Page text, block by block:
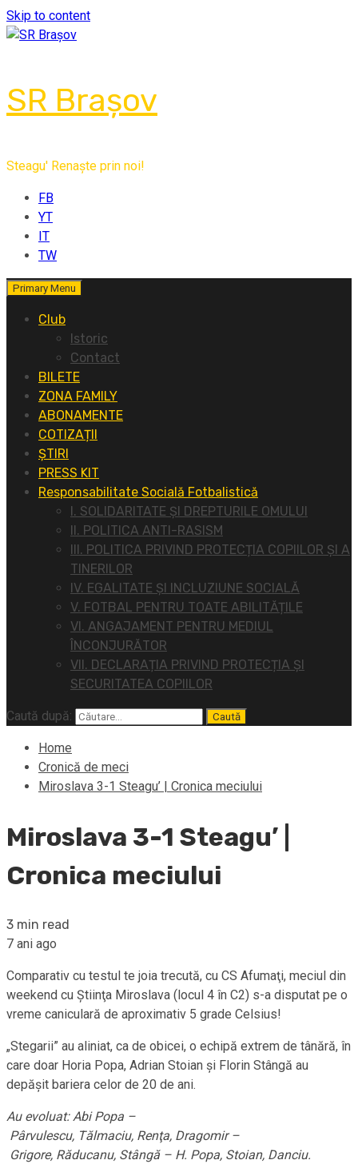
Skip to content
SR Brașov
Steagu' Renaște prin noi!
FB
YT
IT
TW
Primary Menu
Club
Istoric
Contact
BILETE
ZONA FAMILY
ABONAMENTE
COTIZAȚII
ȘTIRI
PRESS KIT
Responsabilitate Socială Fotbalistică
I. SOLIDARITATE ȘI DREPTURILE OMULUI
II. POLITICA ANTI-RASISM
III. POLITICA PRIVIND PROTECȚIA COPIILOR ȘI A
TINERILOR
IV. EGALITATE ȘI INCLUZIUNE SOCIALĂ
V. FOTBAL PENTRU TOATE ABILITĂȚILE
VI. ANGAJAMENT PENTRU MEDIUL
ÎNCONJURĂTOR
VII. DECLARAȚIA PRIVIND PROTECȚIA ȘI
SECURITATEA COPIILOR
Caută după:
Home
Cronică de meci
Miroslava 3-1 Steagu’ | Cronica meciului
Miroslava 3-1 Steagu’ |
Cronica meciului
3 min read
7 ani ago
Comparativ cu testul te joia trecută, cu CS Afumaţi, meciul din
weekend cu Ştiinţa Miroslava (locul 4 în C2) s-a disputat pe o
vreme caniculară de aproximativ 5 grade Celsius!
„Stegarii” au aliniat, ca de obicei, o echipă extrem de tânără, în
care doar Horia Popa, Adrian Stoian şi Florin Stângă au
depăşit bariera celor de 20 de ani.
Au evoluat: Abi Popa –
Pârvulescu, Tălmaciu, Renţa, Dragomir –
Grigore, Răducanu, Stângă – H. Popa, Stoian, Danciu.